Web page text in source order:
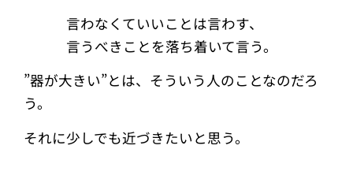
言わなくていいことは言わす、
言うべきことを落ち着いて言う。
”器が大きい”とは、そういう人のことなのだろ
う。
それに少しでも近づきたいと思う。